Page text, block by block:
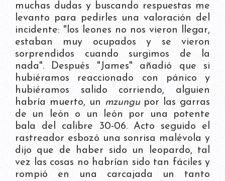
muchas dudas y buscando respuestas me
levanto para pedirles una valoración del
incidente: "los leones no nos vieron llegar,
estaban muy ocupados y se vieron
sorprendidos cuando surgimos de la
nada". Después "James" añadió que si
hubiéramos reaccionado con pánico y
hubiéramos salido corriendo, alguien
habría muerto, un mzungupor las garras
de un león o un león por una potente
bala del calibre 30-06. Acto seguido el
rastreador esbozó una sonrisa malévola y
dijo que de haber sido un leopardo, tal
vez las cosas no habrían sido tan fáciles y
rompió en una carcajada un tanto